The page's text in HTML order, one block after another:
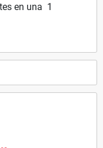
en una 1